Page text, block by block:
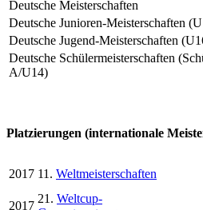
Deutsche Meisterschaften
Deutsche Junioren-Meisterschaften
Deutsche Jugend-Meisterschaften
Deutsche Schülermeisterschaften
A/U14)
Platzierungen (internationale
2017 11. Weltmeisterschaften
2017
21. Weltcup-